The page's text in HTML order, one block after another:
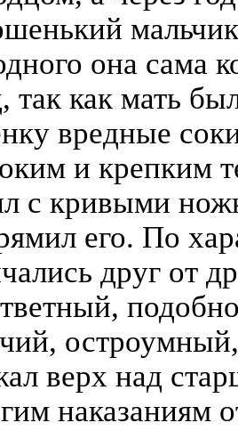
она сама
так как мать
вредные
и крепким
с кривыми
его. По
друг от
верх над
наказаниям